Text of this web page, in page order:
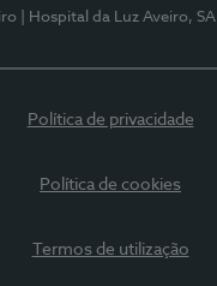
| Hospital da Luz Aveiro, SA
Política de privacidade
Política de cookies
Termos de utilização